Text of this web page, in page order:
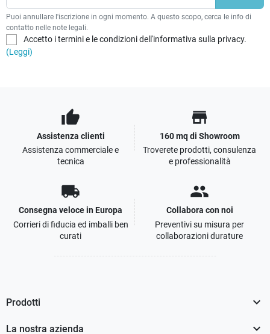
Puoi annullare l'iscrizione in ogni momento. A questo scopo, cerca le info di
contatto nelle note legali.
Accetto i termini e le condizioni dell'informativa sulla privacy.
(Leggi)
thumb_up
Assistenza clienti
Assistenza commerciale e
tecnica
store
160 mq di Showroom
Troverete prodotti, consulenza
e professionalità
local_shipping
Consegna veloce in Europa
Corrieri di fiducia ed imballi ben
curati
people
Collabora con noi
Preventivi su misura per
collaborazioni durature
Prodotti 
La nostra azienda 